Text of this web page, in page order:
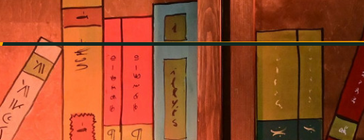
ELŐADÁSOK INFORMÁCIÓK SZÍNHÁZ TÁRSULAT